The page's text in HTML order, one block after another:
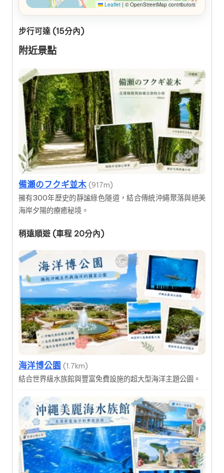
Leaflet | © OpenStreetMap contributors
步行可達 (15分內)
附近景點
備瀬のフクギ並木 (917m)
擁有300年歷史的靜謐綠色隧道，結合傳統沖繩聚落與絕美
海岸夕陽的療癒秘境。
稍遠順遊 (車程 20分內)
海洋博公園 (1.7km)
結合世界級水族館與豐富免費設施的超大型海洋主題公園。